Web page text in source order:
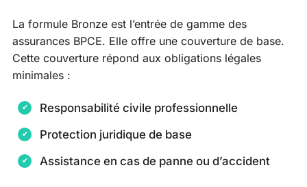
La formule Bronze est l’entrée de gamme des
assurances BPCE. Elle offre une couverture de base.
Cette couverture répond aux obligations légales
minimales :
Responsabilité civile professionnelle
Protection juridique de base
Assistance en cas de panne ou d’accident